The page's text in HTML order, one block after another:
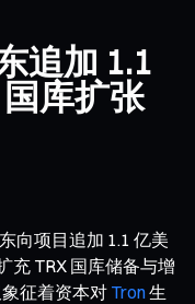
追加 1.1
库扩张
向项目追加 1.1 亿美
充 TRX 国库储备与增
征着资本对 Tron生